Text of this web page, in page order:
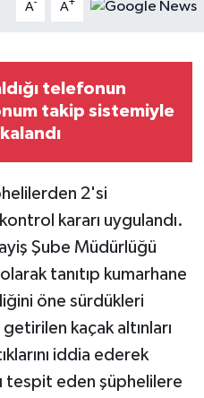
A- A+
telefonun
takip sistemiyle
2'si
kararı uygulandı.
Şube Müdürlüğü
tanıtıp kumarhane
öne sürdükleri
kaçak altınları
iddia ederek
tespit eden şüphelilere